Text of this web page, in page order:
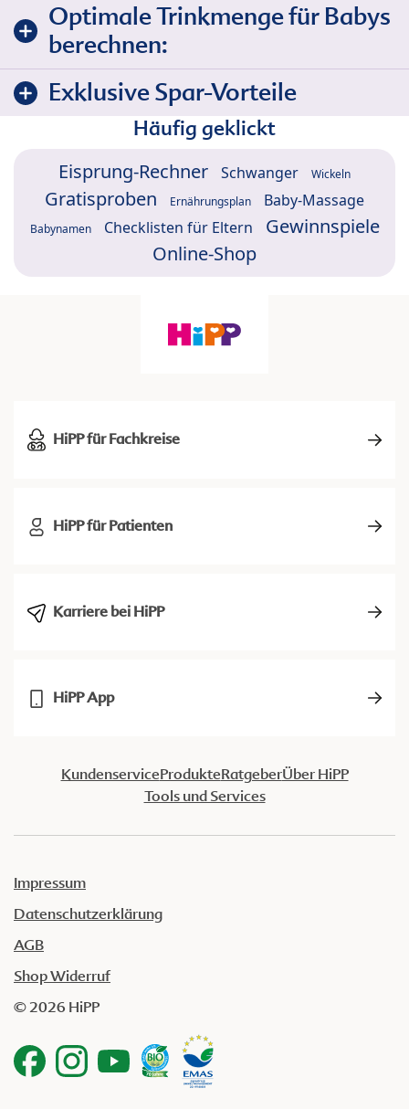
Optimale Trinkmenge für Babys
berechnen:
Exklusive Spar-Vorteile
Häufig geklickt
Eisprung-Rechner Schwanger Wickeln
Gratisproben Ernährungsplan Baby-Massage
Babynamen Checklisten für Eltern
Gewinnspiele
Online-Shop
HiPP für Fachkreise
HiPP für Patienten
Karriere bei HiPP
HiPP App
KundenserviceProdukteRatgeberÜber HiPP
Tools und Services
Impressum
Datenschutzerklärung
AGB
Shop Widerruf
© 2026 HiPP